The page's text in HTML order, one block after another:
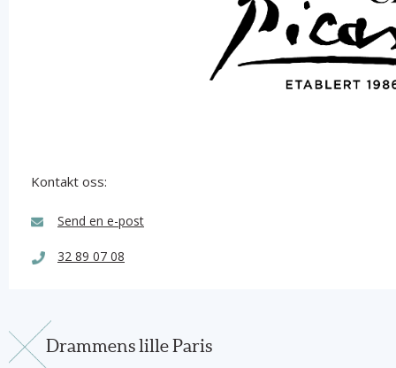
Kontakt oss:
Send en e-post
32 89 07 08
Drammens lille Paris